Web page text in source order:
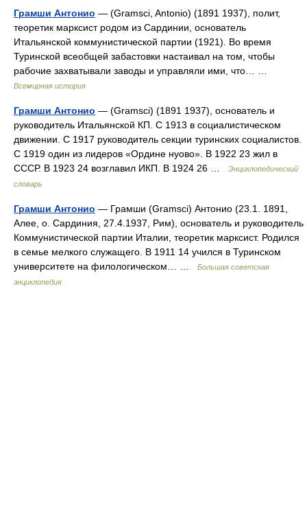
Грамши Антонио — (Gramsci, Antonio) (1891 1937), полит,
теоретик марксист родом из Сардинии, основатель
Итальянской коммунистической партии (1921). Во время
Туринской всеобщей забастовки настаивал на том, чтобы
рабочие захватывали заводы и управляли ими, что… …
Всемирная история
Грамши Антонио — (Gramsci) (1891 1937), основатель и
руководитель Итальянской КП. С 1913 в социалистическом
движении. С 1917 руководитель секции туринских социалистов.
С 1919 один из лидеров «Ордине нуово». В 1922 23 жил в
СССР. В 1923 24 возглавил ИКП. В 1924 26 …
Энциклопедический
словарь
Грамши Антонио — Грамши (Gramsci) Антонио (23.1. 1891,
Алее, о. Сардиния, 27.4.1937, Рим), основатель и руководитель
Коммунистической партии Италии, теоретик марксист. Родился
в семье мелкого служащего. В 1911 14 учился в Туринском
университете на филологическом… …
Большая советская
энциклопедия